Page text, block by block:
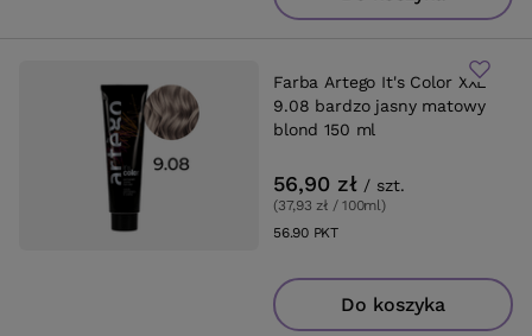
Farba Artego It's Color XXL
9.08 bardzo jasny matowy
blond 150 ml
56,90 zł / szt.
(37,93 zł / 100ml)
56.90PKTpunktów
Do koszyka